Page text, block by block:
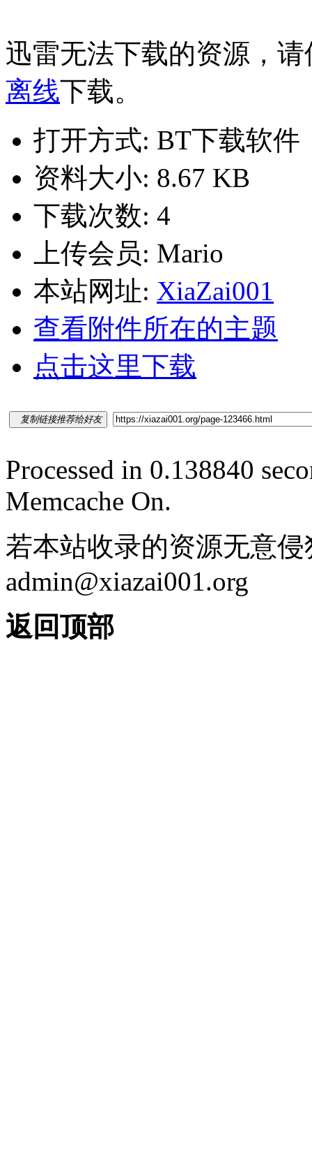
迅雷无法下载的资源，请
离线下载。
打开方式: BT下载软件
资料大小: 8.67 KB
下载次数: 4
上传会员: Mario
本站网址: XiaZai001
查看附件所在的主题
点击这里下载
复制链接推荐给好友
Processed in 0.138840
Memcache On.
若本站收录的资源无意
admin@xiazai001.org
返回顶部